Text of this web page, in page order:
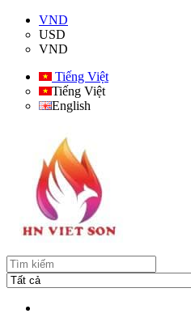
VND
USD
VND
Tiếng Việt
Tiếng Việt
English